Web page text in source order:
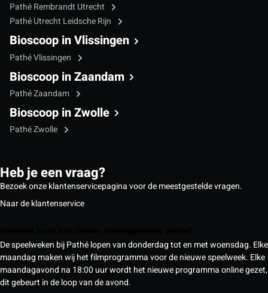
Pathé Rembrandt Utrecht
Pathé Utrecht Leidsche Rijn
Bioscoop in Vlissingen
Pathé Vlissingen
Bioscoop in Zaandam
Pathé Zaandam
Bioscoop in Zwolle
Pathé Zwolle
Heb je een vraag?
Bezoek onze klantenservicepagina voor de meestgestelde vragen.
Naar de klantenservice
De speelweken bij Pathé lopen van donderdag tot en met woensdag. Elke
maandag maken wij het filmprogramma voor de nieuwe speelweek. Elke
maandagavond na 18:00 uur wordt het nieuwe programma online gezet,
dit gebeurt in de loop van de avond.